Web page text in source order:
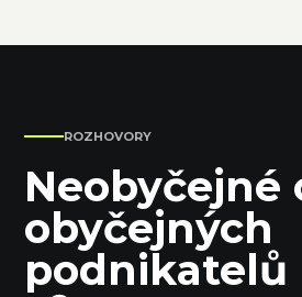
ROZHOVORY
Neobyčejné
obyčejných
podnikatelů